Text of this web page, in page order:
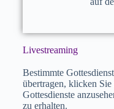
Livestreaming
Bestimmte
übertragen, klicken
Gottesdienste
zu erhalten.